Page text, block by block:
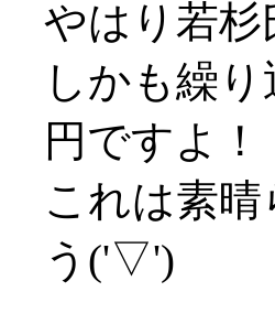
やはり若
しかも繰
円ですよ
これは素
う('▽')